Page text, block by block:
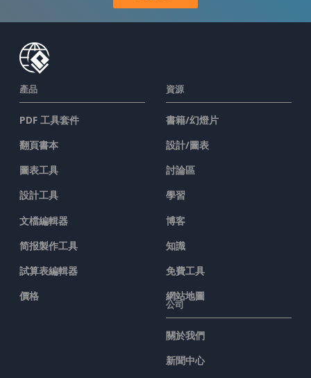
產品
PDF 工具套件
翻頁書本
圖表工具
設計工具
文檔編輯器
简报製作工具
試算表編輯器
價格
資源
書籍/幻燈片
設計/圖表
討論區
學習
博客
知識
免費工具
網站地圖
公司
關於我們
新聞中心